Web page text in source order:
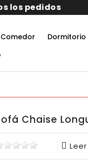
Comedor Dormitorio
Chaise